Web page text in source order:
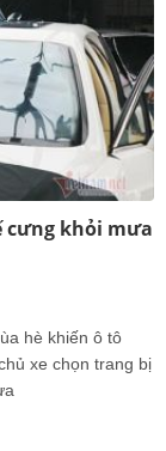
cưng khỏi mưa
hè khiến ô tô
xe chọn trang bị